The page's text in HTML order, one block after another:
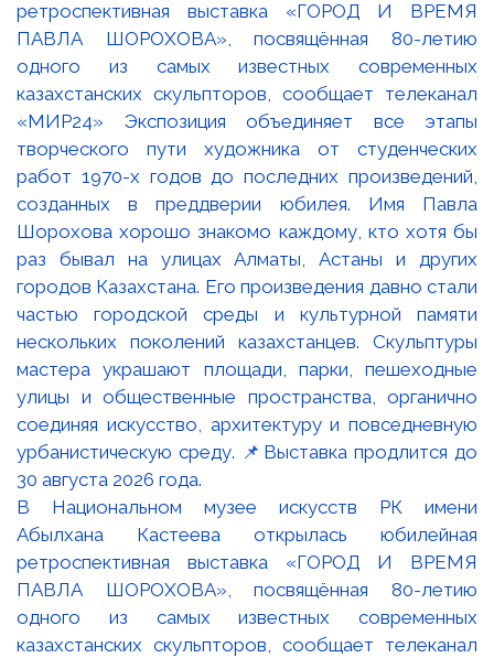
В Национальном музее искусств РК имени
Абылхана Кастеева открылась юбилейная
ретроспективная выставка «ГОРОД И ВРЕМЯ
ПАВЛА ШОРОХОВА», посвящённая 80-летию
одного из самых известных современных
казахстанских скульпторов, сообщает телеканал